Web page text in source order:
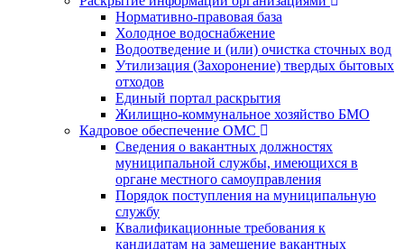
Нормативно-правовая база
Холодное водоснабжение
Водоотведение и (или) очистка сточных вод
Утилизация (Захоронение) твердых бытовых
отходов
Единый портал раскрытия
Жилищно-коммунальное хозяйство БМО
Кадровое обеспечение ОМС
Сведения о вакантных должностях
муниципальной службы, имеющихся в
органе местного самоуправления
Порядок поступления на муниципальную
службу
Квалификационные требования к
кандидатам на замещение вакантных